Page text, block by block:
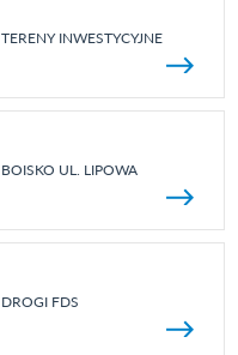
TERENY INWESTYCYJNE
BOISKO UL. LIPOWA
DROGI FDS